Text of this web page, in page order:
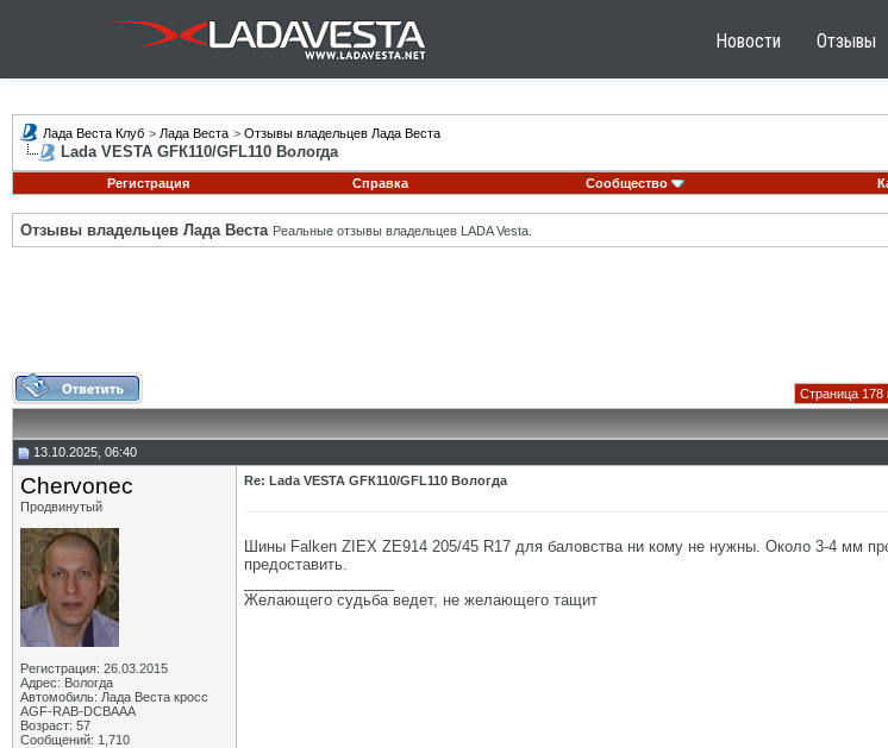
Новости Отзывы
Лада Веста Клуб > Лада Веста > Отзывы владельцев Лада Веста
Lada VESTA GFК110/GFL110 Вологда
Регистрация
Справка Сообщество
Отзывы владельцев Лада Веста Реальные отзывы владельцев LADA Vesta.
Страница 178
13.10.2025, 06:40
Chervonec
Продвинутый
Регистрация: 26.03.2015
Адрес: Вологда
Автомобиль: Лада Веста кросс
AGF-RAB-DCBAAA
Возраст: 57
Сообщений: 1,710
Re: Lada VESTA GFК110/GFL110 Вологда
Шины Falken ZIEX ZE914 205/45 R17 для баловства ни кому не нужны. Около 3-4 мм
предоставить.
Желающего судьба ведет, не желающего тащит